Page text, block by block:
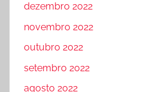
dezembro 2022
novembro 2022
outubro 2022
setembro 2022
agosto 2022